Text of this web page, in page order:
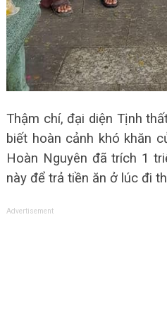
Thậm chí, đại diện Tịnh
biết hoàn cảnh khó khăn
Hoàn Nguyên đã trích 1
này để trả tiền ăn ở lúc đi
Advertisement